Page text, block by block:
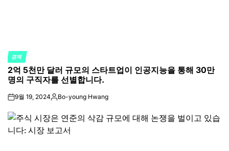
POSTED
IN
경제
2억 5천만 달러 규모의 스타트업이 인공지능을 통해 30만
명의 구직자를 선별합니다.
on9월 19, 2024Posted
Bo-young Hwang